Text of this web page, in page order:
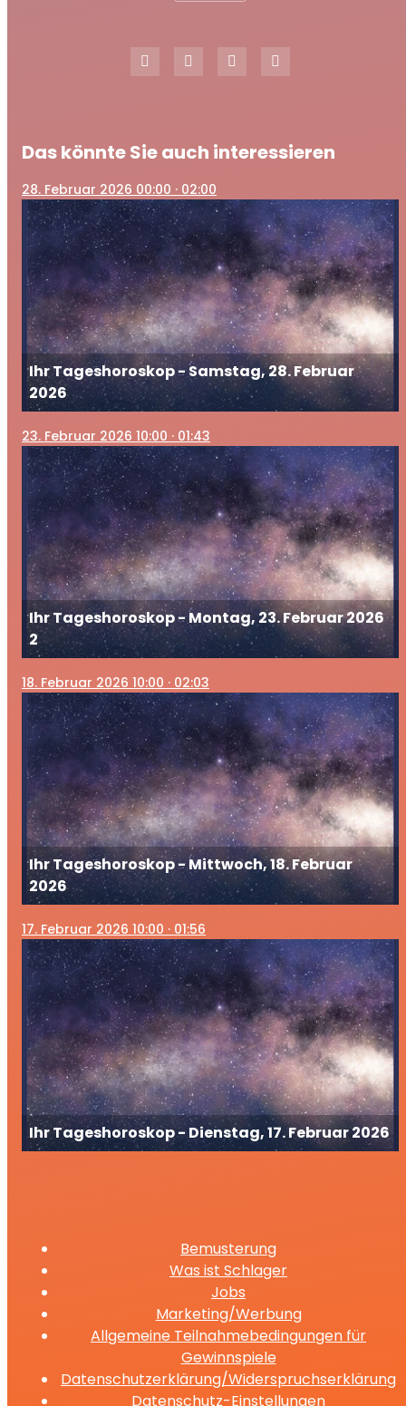
Das könnte Sie auch interessieren
28. Februar 2026 00:00 · 02:00
Ihr Tageshoroskop - Samstag, 28. Februar
2026
23. Februar 2026 10:00 · 01:43
Ihr Tageshoroskop - Montag, 23. Februar 2026
2
18. Februar 2026 10:00 · 02:03
Ihr Tageshoroskop - Mittwoch, 18. Februar
2026
17. Februar 2026 10:00 · 01:56
Ihr Tageshoroskop - Dienstag, 17. Februar 2026
Bemusterung
Was ist Schlager
Jobs
Marketing/Werbung
Allgemeine Teilnahmebedingungen für
Gewinnspiele
Datenschutzerklärung/Widerspruchserklärung
Datenschutz-Einstellungen